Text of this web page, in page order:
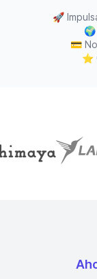
🚀
🌍
💳
⭐